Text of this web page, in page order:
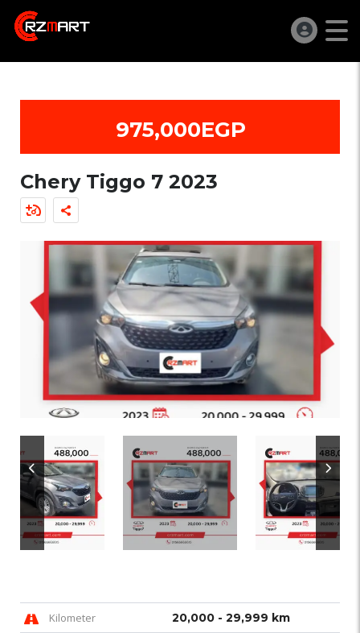
975,000EGP
Chery Tiggo 7 2023
Kilometer 20,000 - 29,999 km